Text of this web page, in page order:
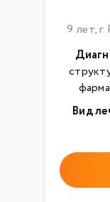
9 лет,
Вид